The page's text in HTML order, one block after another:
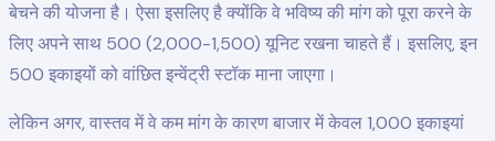
बेचने की योजना है। ऐसा इसलिए है क्योंकि वे भविष्य की मांग को पूरा करने के
लिए अपने साथ 500 (2,000-1,500) यूनिट रखना चाहते हैं। इसलिए, इन
500 इकाइयों को वांछित इन्वेंट्री स्टॉक माना जाएगा।
लेकिन अगर, वास्तव में वे कम मांग के कारण बाजार में केवल 1,000 इकाइयां